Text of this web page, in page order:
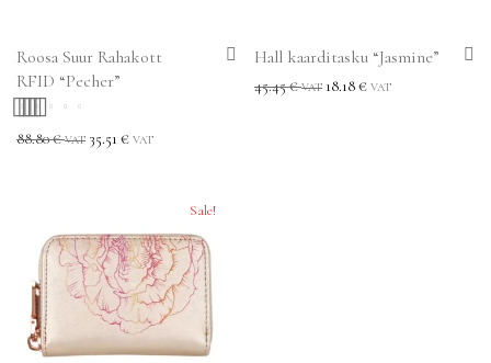
Roosa Suur Rahakott
RFID “Pecher”
Hinnanguga
88.80€ VAT 35.51 € VAT
Hall kaarditasku “Jasmine”
45.45€ VAT 18.18€ VAT
Sale!